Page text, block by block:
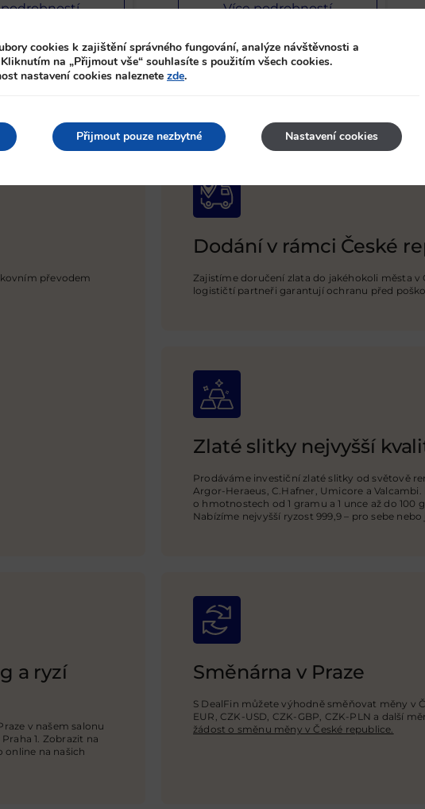
podrobností Více podrobností
převodem
Dodání v rámci České
Zajistíme doručení zlata do jakéhokoli města v
logističtí partneři garantují ochranu před
Zlaté slitky nejvyšší
Prodáváme investiční zlaté slitky od světově
Argor-Heraeus, C.Hafner, Umicore a
o hmotnostech od 1 gramu a 1 unce až do 100
Nabízíme nejvyšší ryzost 999,9 – pro sebe nebo
a ryzí
v našem salonu
1. Zobrazit na
online na našich
Směnárna v Praze
S DealFin můžete výhodně směňovat měny v
EUR, CZK-USD, CZK-GBP, CZK-PLN a další
žádost o směnu měny v České republice.
cookies k zajištění správného fungování, analýze návštěvnosti a
na „Přijmout vše“ souhlasíte s použitím všech cookies.
nastavení cookies naleznete zde.
Přijmout pouze nezbytné Nastavení cookies